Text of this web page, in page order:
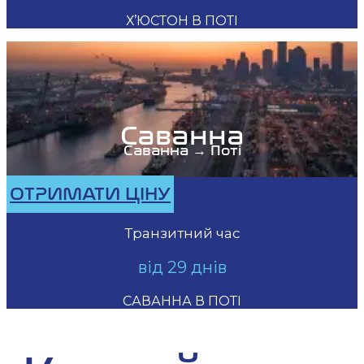
Х’ЮСТОН В ПОТІ
Саванна
Саванна → Поті
ОТРИМАТИ ЦІНУ
Транзитний час
від 29 днів
САВАННА В ПОТІ